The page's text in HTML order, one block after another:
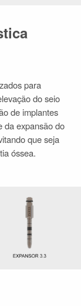
para
do seio
de implantes
da expansão do
que seja
óssea.